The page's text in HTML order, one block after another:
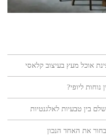
אוכל מעץ בעיצוב קלאסי
ליופי?
בין טבעיות לאלגנטיות
את האחד הנכון